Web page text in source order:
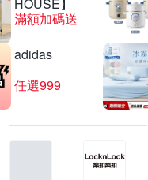
HOUSE】
滿額加碼送
adidas
任選999